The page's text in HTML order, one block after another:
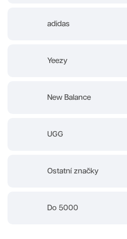
adidas
Yeezy
New Balance
UGG
Ostatní značky
Do 5000